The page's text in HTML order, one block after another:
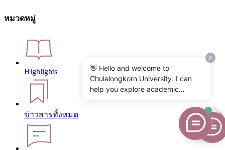
หมวดหมู่
Highlights
ข่าวสารทั้งหมด
👋 Hello and welcome to
Chulalongkorn University. I can
help you explore academic